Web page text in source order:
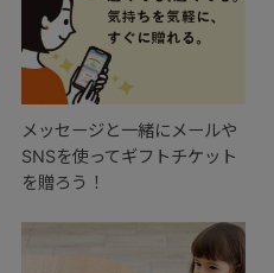
メッセージと一緒にメールや
SNSを使ってギフトチケット
を贈ろう！